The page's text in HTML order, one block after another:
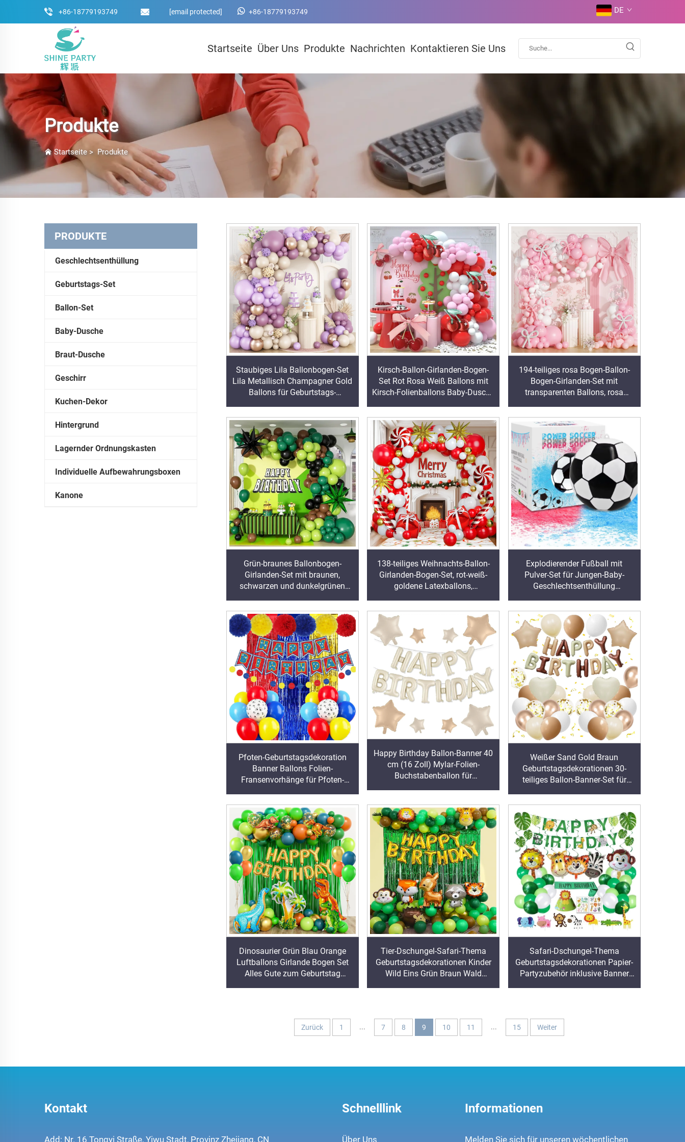
+86-18779193749 [email protected] +86-18779193749 DE
Startseite Über Uns Produkte Nachrichten Kontaktieren Sie Uns
Produkte
Startseite> Produkte
PRODUKTE
Geschlechtsenthüllung
Geburtstags-Set
Ballon-Set
Baby-Dusche
Braut-Dusche
Geschirr
Kuchen-Dekor
Hintergrund
Lagernder Ordnungskasten
Individuelle Aufbewahrungsboxen
Kanone
Staubiges Lila Ballonbogen-Set
Lila Metallisch Champagner Gold
Ballons für Geburtstags-
Kirsch-Ballon-Girlanden-Bogen-
Set Rot Rosa Weiß Ballons mit
Kirsch-Folienballons Baby-Dusche
194-teiliges rosa Bogen-Ballon-
Bogen-Girlanden-Set mit
transparenten Ballons, rosa
Grün-braunes Ballonbogen-
Girlanden-Set mit braunen,
schwarzen und dunkelgrünen
138-teiliges Weihnachts-Ballon-
Girlanden-Bogen-Set, rot-weiß-
goldene Latexballons,
Explodierender Fußball mit
Pulver-Set für Jungen-Baby-
Geschlechtsenthüllung
Pfoten-Geburtstagsdekoration
Banner Ballons Folien-
Fransenvorhänge für Pfoten-
Happy Birthday Ballon-Banner 40
cm (16 Zoll) Mylar-Folien-
Buchstabenballon für
Weißer Sand Gold Braun
Geburtstagsdekorationen 30-
teiliges Ballon-Banner-Set für
Dinosaurier Grün Blau Orange
Luftballons Girlande Bogen Set
Alles Gute zum Geburtstag
Tier-Dschungel-Safari-Thema
Geburtstagsdekorationen Kinder
Wild Eins Grün Braun Wald
Safari-Dschungel-Thema
Geburtstagsdekorationen Papier-
Partyzubehör inklusive Banner
Zurück 1 ... 7 8 9 10 11 ... 15 Weiter
Kontakt
Add: Nr. 16 Tongyi Straße, Yiwu Stadt, Provinz Zhejiang, CN
Schnelllink
Über Uns
Informationen
Melden Sie sich für unseren wöchentlichen